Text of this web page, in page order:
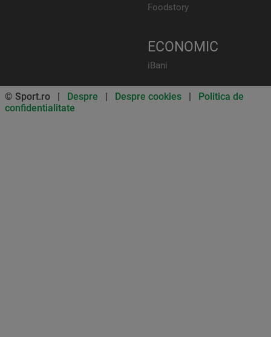
Foodstory
ECONOMIC
iBani
© Sport.ro | Despre | Despre cookies | Politica de
confidentialitate